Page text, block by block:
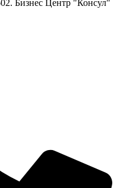
Бизнес Центр "Консул"